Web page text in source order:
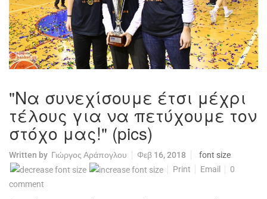
"Να συνεχίσουμε έτσι μέχρι
τέλους για να πετύχουμε τον
στόχο μας!" (pics)
Written by Γιώργος Αράπογλου Φεβ 16, 2018
font size
Print
Email
0
comment